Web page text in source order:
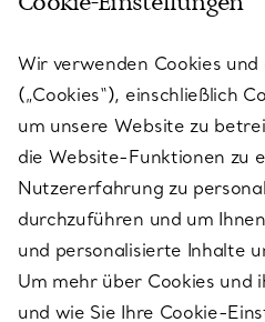
KUNDENSERVICE
SERVICES
ÜBER TIFFANY & CO.
RECHTLICHE HINWEISE
Wir verwenden Cookies
(„Cookies“), einschließlich
um unsere Website zu
die Website-Funktionen zu
Nutzererfahrung zu
durchzuführen und um
und personalisierte Inhalte
Um mehr über Cookies und
und wie Sie Ihre Cookie-